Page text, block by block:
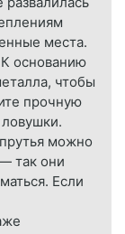
места.
основанию
чтобы
прочную
можно
так они
Если